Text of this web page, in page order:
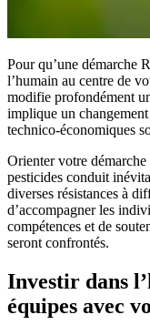
Pour qu’une démarche
l’humain au centre de
modifie profondément
implique un
technico-économiques
Orienter votre
pesticides conduit
diverses résistances à
d’accompagner les
compétences et de
seront confrontés.
Investir dans
équipes avec